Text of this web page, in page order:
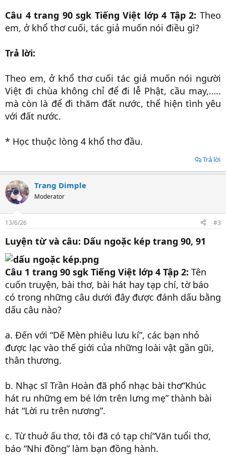
Câu 4 trang 90 sgk Tiếng Việt lớp 4 Tập 2: Theo
em, ở khổ thơ cuối, tác giả muốn nói điều gì?
Trả lời:
Theo em, ở khổ thơ cuối tác giả muốn nói người
Việt đi chùa không chỉ để đi lễ Phật, cầu may,…..
mà còn là để đi thăm đất nước, thể hiện tình yêu
với đất nước.
* Học thuộc lòng 4 khổ thơ đầu.
Trả lời
Trang Dimple
Moderator
13/6/26 #3
Luyện từ và câu: Dấu ngoặc kép trang 90, 91
Câu 1 trang 90 sgk Tiếng Việt lớp 4 Tập 2: Tên
cuốn truyện, bài thơ, bài hát hay tạp chí, tờ báo
có trong những câu dưới đây được đánh dấu bằng
dấu câu nào?
a. Đến với “Dế Mèn phiêu lưu kí”, các bạn nhỏ
được lạc vào thế giới của những loài vật gần gũi,
thân thương.
b. Nhạc sĩ Trần Hoàn đã phổ nhạc bài thơ“Khúc
hát ru những em bé lớn trên lưng mẹ” thành bài
hát “Lời ru trên nương”.
c. Từ thuở ấu thơ, tôi đã có tạp chí“Văn tuổi thơ,
báo “Nhi đồng” làm bạn đồng hành.